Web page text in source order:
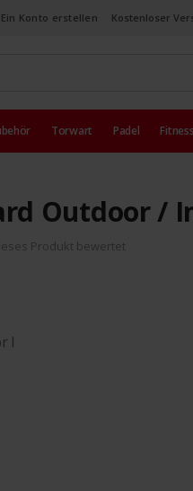
Ein Konto erstellen Kostenloser
Torwart Padel Fitness
Outdoor /
Produkt bewertet
l